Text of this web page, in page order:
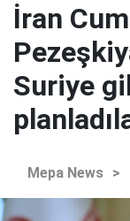
İran
Suriye
Mepa News >